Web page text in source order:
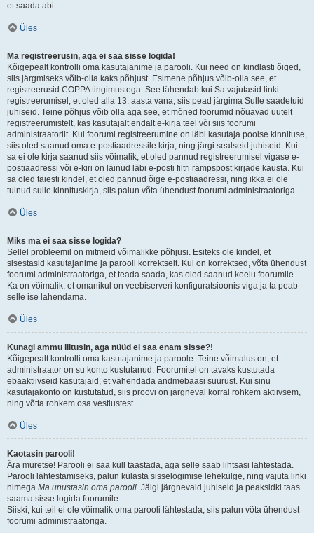
et saada abi.
Üles
Ma registreerusin, aga ei saa sisse logida!
Kõigepealt kontrolli oma kasutajanime ja parooli. Kui need on kindlasti õiged,
siis järgmiseks võib-olla kaks põhjust. Esimene põhjus võib-olla see, et
registreerusid COPPA tingimustega. See tähendab kui Sa vajutasid linki
registreerumisel, et oled alla 13. aasta vana, siis pead järgima Sulle saadetuid
juhiseid. Teine põhjus võib olla aga see, et mõned foorumid nõuavad uutelt
registreerumistelt, kas kasutajalt endalt e-kirja teel või siis foorumi
administraatorilt. Kui foorumi registreerumine on läbi kasutaja poolse kinnituse,
siis oled saanud oma e-postiaadressile kirja, ning järgi sealseid juhiseid. Kui
sa ei ole kirja saanud siis võimalik, et oled pannud registreerumisel vigase e-
postiaadressi või e-kiri on läinud läbi e-posti filtri rämpspost kirjade kausta. Kui
sa oled täiesti kindel, et oled pannud õige e-postiaadressi, ning ikka ei ole
tulnud sulle kinnituskirja, siis palun võta ühendust foorumi administraatoriga.
Üles
Miks ma ei saa sisse logida?
Sellel probleemil on mitmeid võimalikke põhjusi. Esiteks ole kindel, et
sisestasid kasutajanime ja parooli korrektselt. Kui on korrektsed, võta ühendust
foorumi administraatoriga, et teada saada, kas oled saanud keelu foorumile.
Ka on võimalik, et omanikul on veebiserveri konfiguratsioonis viga ja ta peab
selle ise lahendama.
Üles
Kunagi ammu liitusin, aga nüüd ei saa enam sisse?!
Kõigepealt kontrolli oma kasutajanime ja paroole. Teine võimalus on, et
administraator on su konto kustutanud. Foorumitel on tavaks kustutada
ebaaktiivseid kasutajaid, et vähendada andmebaasi suurust. Kui sinu
kasutajakonto on kustutatud, siis proovi on järgneval korral rohkem aktiivsem,
ning võtta rohkem osa vestlustest.
Üles
Kaotasin parooli!
Ära muretse! Parooli ei saa küll taastada, aga selle saab lihtsasi lähtestada.
Parooli lähtestamiseks, palun külasta sisselogimise lehekülge, ning vajuta linki
nimega Ma unustasin oma parooli. Jälgi järgnevaid juhiseid ja peaksidki taas
saama sisse logida foorumile.
Siiski, kui teil ei ole võimalik oma parooli lähtestada, siis palun võta ühendust
foorumi administraatoriga.